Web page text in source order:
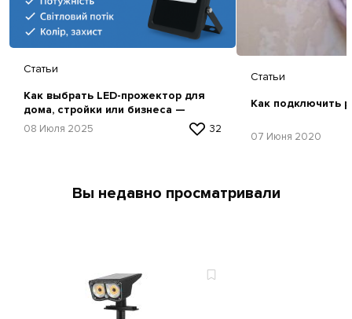
Статьи
Как выбрать LED-прожектор для
дома, стройки или бизнеса —
простая инструкция
08 Июля 2025 32
Статьи
Как подключить
07 Июня 2020
Вы недавно просматривали